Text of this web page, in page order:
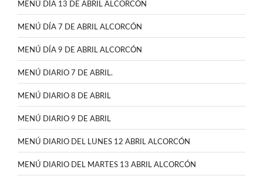
MENÚ DÍA 13 DE ABRIL ALCORCÓN
MENÚ DÍA 7 DE ABRIL ALCORCÓN
MENÚ DÍA 9 DE ABRIL ALCORCÓN
MENÚ DIARIO 7 DE ABRIL.
MENÚ DIARIO 8 DE ABRIL
MENÚ DIARIO 9 DE ABRIL
MENÚ DIARIO DEL LUNES 12 ABRIL ALCORCÓN
MENÚ DIARIO DEL MARTES 13 ABRIL ALCORCÓN